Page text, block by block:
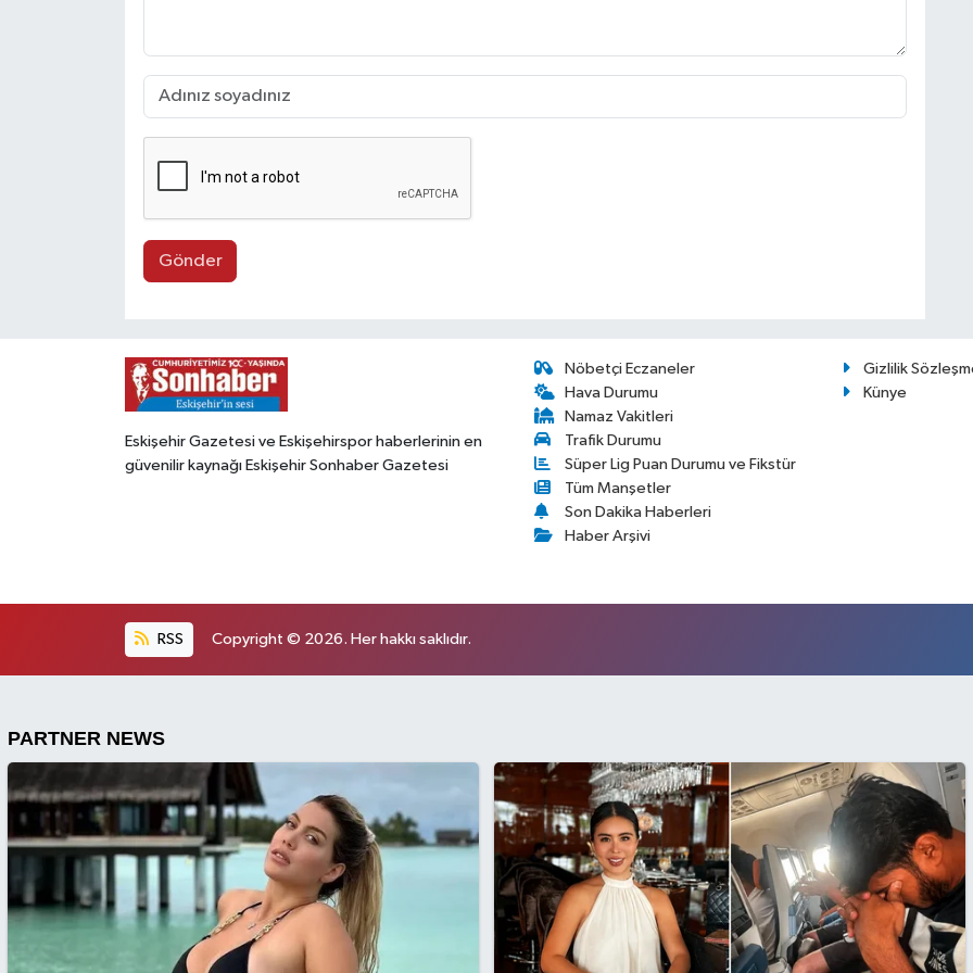
Gönder
Eskişehir Gazetesi ve Eskişehirspor haberlerinin en
güvenilir kaynağı Eskişehir Sonhaber Gazetesi
Nöbetçi Eczaneler
Hava Durumu
Namaz Vakitleri
Trafik Durumu
Süper Lig Puan Durumu ve Fikstür
Tüm Manşetler
Son Dakika Haberleri
Haber Arşivi
Gizlilik
Künye
RSS Copyright © 2026. Her hakkı saklıdır.